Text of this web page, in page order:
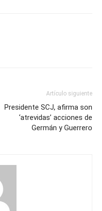
Artículo siguiente
Presidente SCJ, afirma son
‘atrevidas’ acciones de
Germán y Guerrero